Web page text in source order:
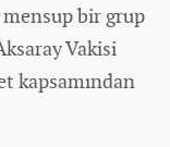
bir grup
Vakisi
kapsamından